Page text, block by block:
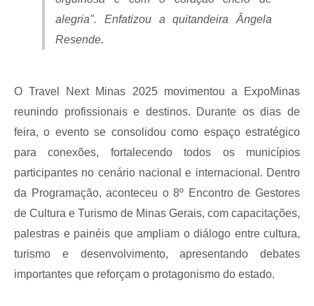
alegria". Enfatizou a quitandeira Ângela
Resende.
O Travel Next Minas 2025 movimentou a ExpoMinas
reunindo profissionais e destinos. Durante os dias de
feira, o evento se consolidou como espaço estratégico
para conexões, fortalecendo todos os municípios
participantes no cenário nacional e internacional. Dentro
da Programação, aconteceu o 8º Encontro de Gestores
de Cultura e Turismo de Minas Gerais, com capacitações,
palestras e painéis que ampliam o diálogo entre cultura,
turismo e desenvolvimento, apresentando debates
importantes que reforçam o protagonismo do estado.